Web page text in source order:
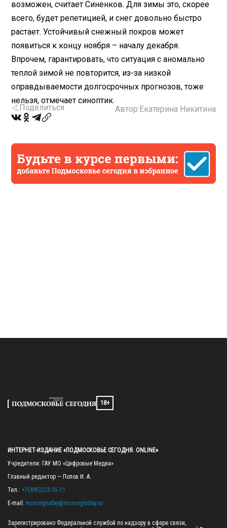
возможен, считает Синенков. Для зимы это, скорее
всего, будет репетицией, и снег довольно быстро
растает. Устойчивый снежный покров может
появиться к концу ноября – началу декабря.
Впрочем, гарантировать, что ситуация с аномально
теплой зимой не повторится, из-за низкой
оправдываемости долгосрочных прогнозов, тоже
нельзя, отмечает синоптик.
Поделиться Автор:Екатерина Никитина
18+
ИНТЕРНЕТ-ИЗДАНИЕ «ПОДМОСКОВЬЕ СЕГОДНЯ. ONLINE»
Учредители: ГАУ МО «Цифровые Медиа»
Главный редактор — Попов И. А.
Тел.: +7(495)223-35-11
E-mail: mosregtoday@mosregtoday.ru
Зарегистрировано Федеральной службой по надзору в сфере связи,